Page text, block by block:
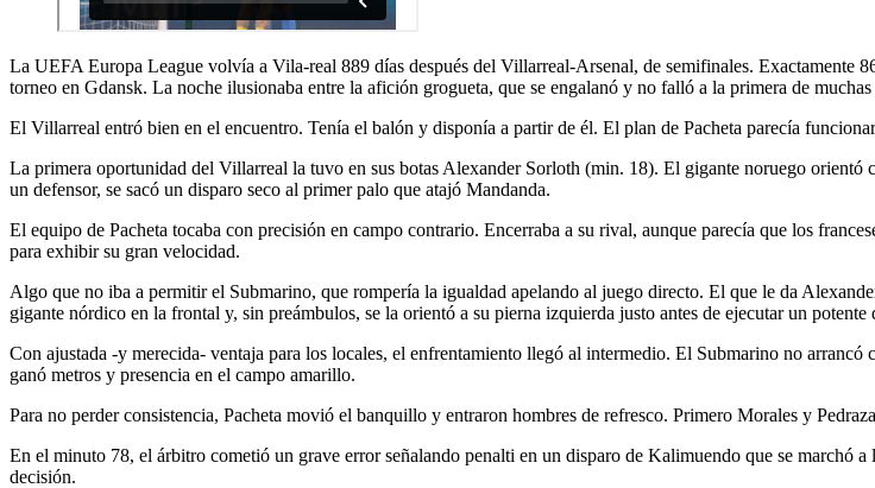
La UEFA Europa League volvía a Vila-real 889 días después del Villarreal-Arsenal, de semifinales. Exactamente
torneo en Gdansk. La noche ilusionaba entre la afición grogueta, que se engalanó y no falló a la primera de
El Villarreal entró bien en el encuentro. Tenía el balón y disponía a partir de él. El plan de Pacheta parecía
La primera oportunidad del Villarreal la tuvo en sus botas Alexander Sorloth (min. 18). El gigante noruego orientó
un defensor, se sacó un disparo seco al primer palo que atajó Mandanda.
El equipo de Pacheta tocaba con precisión en campo contrario. Encerraba a su rival, aunque parecía que los
para exhibir su gran velocidad.
Algo que no iba a permitir el Submarino, que rompería la igualdad apelando al juego directo. El que le da
gigante nórdico en la frontal y, sin preámbulos, se la orientó a su pierna izquierda justo antes de ejecutar un
Con ajustada -y merecida- ventaja para los locales, el enfrentamiento llegó al intermedio. El Submarino no
ganó metros y presencia en el campo amarillo.
Para no perder consistencia, Pacheta movió el banquillo y entraron hombres de refresco. Primero Morales y
En el minuto 78, el árbitro cometió un grave error señalando penalti en un disparo de Kalimuendo que se
decisión.